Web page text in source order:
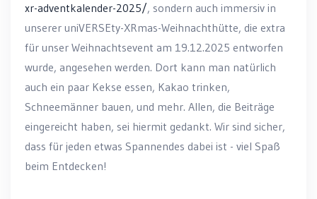
xr-adventkalender-2025/, sondern auch immersiv in
unserer uniVERSEty-XRmas-Weihnachthütte, die extra
für unser Weihnachtsevent am 19.12.2025 entworfen
wurde, angesehen werden. Dort kann man natürlich
auch ein paar Kekse essen, Kakao trinken,
Schneemänner bauen, und mehr. Allen, die Beiträge
eingereicht haben, sei hiermit gedankt. Wir sind sicher,
dass für jeden etwas Spannendes dabei ist - viel Spaß
beim Entdecken!